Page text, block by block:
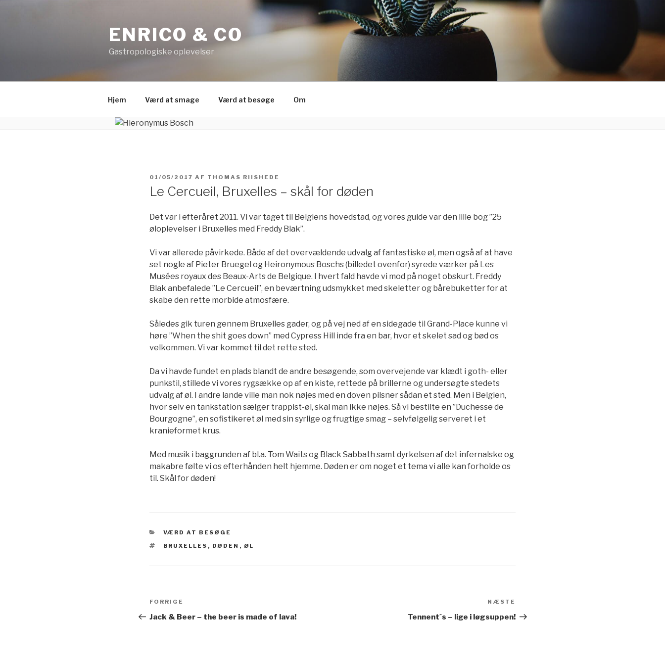
ENRICO & CO
Gastropologiske oplevelser
Hjem Værd at smage Værd at besøge Om
UDGIVET
01/05/2017 AF THOMAS RIISHEDE
Le Cercueil, Bruxelles – skål for døden
Det var i efteråret 2011. Vi var taget til Belgiens hovedstad, og vores guide var den lille bog ”25
øloplevelser i Bruxelles med Freddy Blak”.
Vi var allerede påvirkede. Både af det overvældende udvalg af fantastiske øl, men også af at have
set nogle af Pieter Bruegel og Heironymous Boschs (billedet ovenfor) syrede værker på Les
Musées royaux des Beaux-Arts de Belgique. I hvert fald havde vi mod på noget obskurt. Freddy
Blak anbefalede ”Le Cercueil”, en beværtning udsmykket med skeletter og bårebuketter for at
skabe den rette morbide atmosfære.
Således gik turen gennem Bruxelles gader, og på vej ned af en sidegade til Grand-Place kunne vi
høre ”When the shit goes down” med Cypress Hill inde fra en bar, hvor et skelet sad og bød os
velkommen. Vi var kommet til det rette sted.
Da vi havde fundet en plads blandt de andre besøgende, som overvejende var klædt i goth- eller
punkstil, stillede vi vores rygsække op af en kiste, rettede på brillerne og undersøgte stedets
udvalg af øl. I andre lande ville man nok nøjes med en doven pilsner sådan et sted. Men i Belgien,
hvor selv en tankstation sælger trappist-øl, skal man ikke nøjes. Så vi bestilte en ”Duchesse de
Bourgogne”, en sofistikeret øl med sin syrlige og frugtige smag – selvfølgelig serveret i et
kranieformet krus.
Med musik i baggrunden af bl.a. Tom Waits og Black Sabbath samt dyrkelsen af det infernalske og
makabre følte vi os efterhånden helt hjemme. Døden er om noget et tema vi alle kan forholde os
til. Skål for døden!
KATEGORIER
VÆRD AT BESØGE
TAGS
BRUXELLES , DØDEN , ØL
Indlægsnavigation
Forrige
indlæg
FORRIGE
Jack & Beer – the beer is made of lava!
indlæg
NÆSTE
Tennent´s – lige i løgsuppen!